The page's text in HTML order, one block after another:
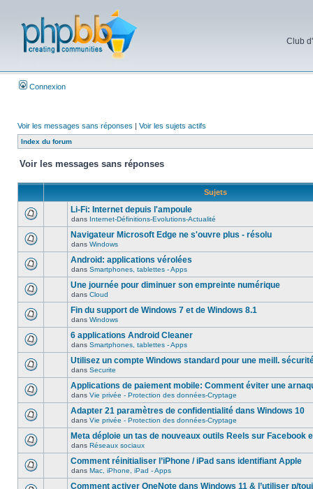
Club
Connexion
Voir les messages sans réponses | Voir les sujets actifs
Index du forum
Voir les messages sans réponses
Sujets
Li-Fi: Internet depuis l'ampoule
dans Internet-Définitions-Evolutions-Actualité
Navigateur Microsoft Edge ne s'ouvre plus - résolu
dans Windows
Android: applications vérolées
dans Smartphones, tablettes - Apps
Une journée pour diminuer son empreinte numérique
dans Cloud
Fin du support de Windows 7 et de Windows 8.1
dans Windows
6 applications Android Cleaner
dans Smartphones, tablettes - Apps
Utilisez un compte Windows standard pour une meill.
dans Securite
Applications de paiement mobile: Comment éviter une
dans Vie privée - Protection des données-Cryptage
Adapter 21 paramètres de confidentialité dans Windows 10
dans Vie privée - Protection des données-Cryptage
Meta déploie un tas de nouveaux outils Reels sur Facebook
dans Réseaux sociaux
Comment réinitialiser l’iPhone / iPad sans identifiant Apple
dans Mac, iPhone, iPad - Apps
Comment activer OneNote dans Windows 11 & l’utiliser p/touj